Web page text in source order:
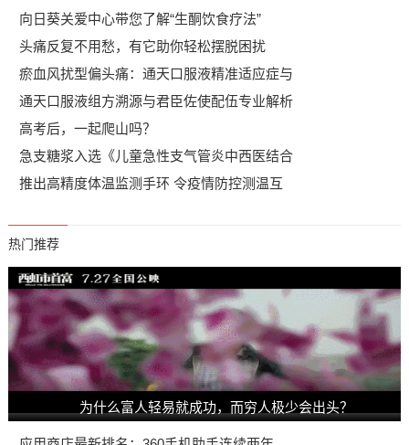
向日葵关爱中心带您了解“生酮饮食疗法”
头痛反复不用愁，有它助你轻松摆脱困扰
瘀血风扰型偏头痛：通天口服液精准适应症与
通天口服液组方溯源与君臣佐使配伍专业解析
高考后，一起爬山吗？
急支糖浆入选《儿童急性支气管炎中西医结合
推出高精度体温监测手环 令疫情防控测温互
热门推荐
为什么富人轻易就成功，而穷人极少会出头？